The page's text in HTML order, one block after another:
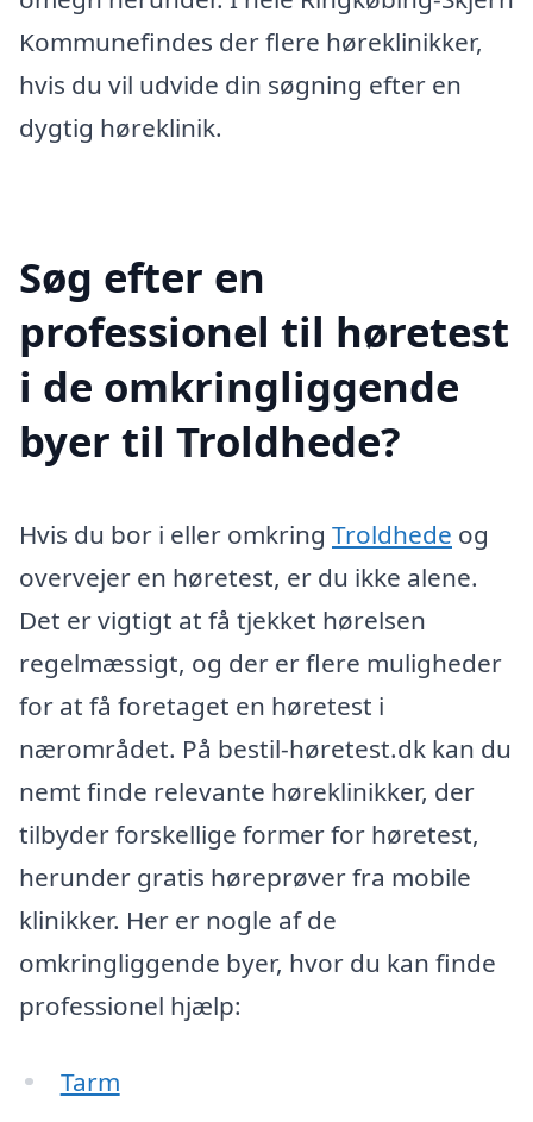
Kommunefindes der flere høreklinikker,
hvis du vil udvide din søgning efter en
dygtig høreklinik.
Søg efter en
professionel til høretest
i de omkringliggende
byer til Troldhede?
Hvis du bor i eller omkring Troldhede og
overvejer en høretest, er du ikke alene.
Det er vigtigt at få tjekket hørelsen
regelmæssigt, og der er flere muligheder
for at få foretaget en høretest i
nærområdet. På bestil-høretest.dk kan du
nemt finde relevante høreklinikker, der
tilbyder forskellige former for høretest,
herunder gratis høreprøver fra mobile
klinikker. Her er nogle af de
omkringliggende byer, hvor du kan finde
professionel hjælp:
Tarm